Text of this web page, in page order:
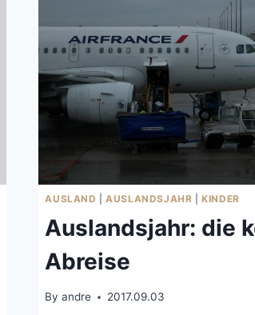
1941
AUSLAND |AUSLANDSJAHR |KINDER
Auslandsjahr: die
Abreise
By andre 2017.09.03